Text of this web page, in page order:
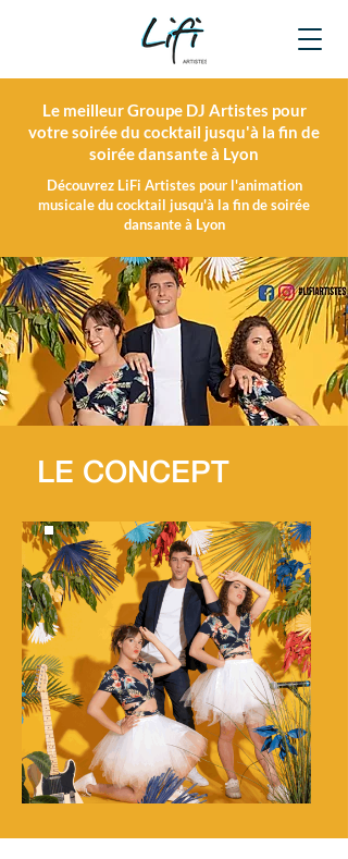
Le meilleur Groupe DJ Artistes pour
votre soirée du cocktail jusqu'à la fin de
soirée dansante à Lyon
Découvrez LiFi Artistes pour l'animation
musicale du cocktail jusqu'à la fin de soirée
dansante à Lyon
LE CONCEPT